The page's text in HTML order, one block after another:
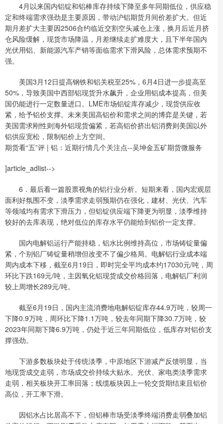
4月以来国内铝锭和铝棒库存持续下降至多年同期低位，供应稳
定和终端需求强劲是主要原因，带动沪铝期货月间价差扩大。但近
期月差扩大主要因2506合约临近交割空头减仓上涨，换月后近月挤
仓风险缓解，现货市场降温，月差继续走扩难度大，且下半年国内
光伏用铝、新能源汽车产销等面临需求下滑风险，总体需求预期不
强。
美国3月12日提高钢铁和铝关税至25%，6月4日进一步提高至
50%，导致美国中西部铝现货升水飙升，企业用铝成本提高，但美
国仍能进行一定数量进口。LME市场铝锭库存减少，现货供应收
紧，给予铝价支撑。未来美国高铝价和需求之间的博弈是关键，若
美国需求刚性则海外铝现货偏紧，若高铝价挤出铝消费则美国以外
铝供应宽松，限制铝价上方空间。
期货看“五”评 | 铝：近期行情几个关注点--吴坤金五矿期货微服务
]article_adlist-->
6．最后看一篇股票视角的铝行业分析。短期来看，国内宏观层
面利好氛围不变，淡季需求走弱预期仍在强化，建材、光伏、汽车
等领域均有需求下滑压力，但铝锭供应端下降更为明显，淡季维持
较好的去库表现，绝对低位的库存水平仍能给到铝价一定支撑。
国内电解铝运行产能持稳，铝水比例维持高位，市场铸锭量偏
紧，个别铝厂铸锭量稍增但改变不了偏少格局。电解铝行业成本端
周内成本下移，截至6月19日，即时完全平均成本约17030元/吨，周
环比下跌169元/吨，主因氧化铝现货成交价格回落，电解铝厂利润
较上周增长289元/吨。
截至6月19日，国内主流消费地电解铝锭库存44.9万吨，较周一
下降0.9万吨，周环比下降1.1万吨，较去年同期下降30.7万吨，较
2023年同期下降6.9万吨，仍处于近三年同期低位，低库存对铝价支
撑强劲。
下游多数板块处于传统淡季，中原地区下游减产反馈明显，当
地现货成交走弱，市场成交价持续大贴水。光伏、家电类淡季需求
走弱，相关板块开工率回落；线缆板块因上一轮交货期结束且铝价
高位，开工率下滑。
因铝水占比居高不下，但铝棒市场受淡季终端消费走弱叠加铝